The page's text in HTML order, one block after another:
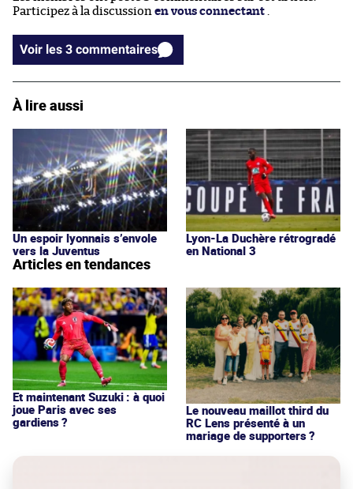
Participez à la discussion en vous connectant
Voir les 3 commentaires
À lire aussi
Un espoir lyonnais s’envole
vers la Juventus
Lyon-La Duchère rétrogradé
en National 3
Articles en tendances
Et maintenant Suzuki : à quoi
joue Paris avec ses
gardiens ?
Le nouveau maillot third du
RC Lens présenté à un
mariage de supporters ?